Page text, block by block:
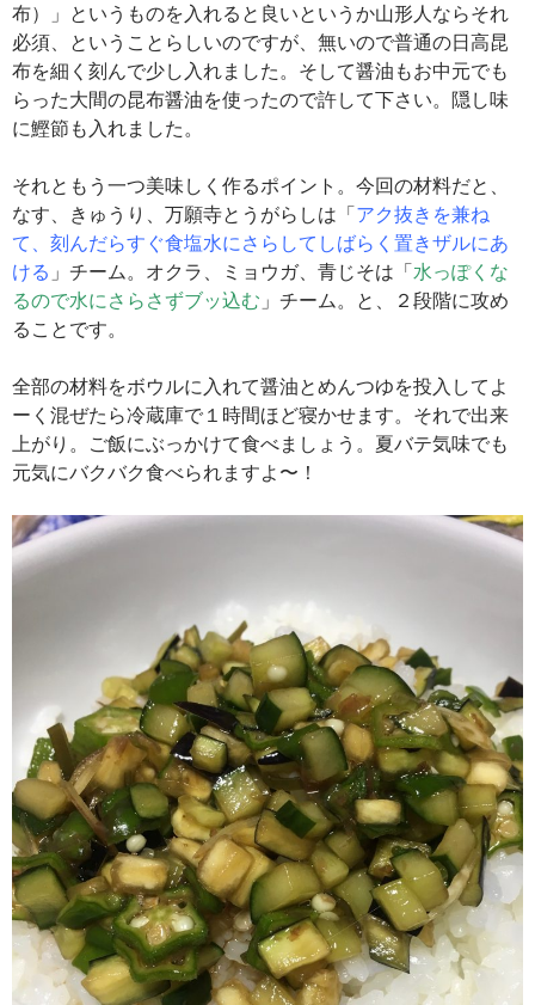
布）」というものを入れると良いというか山形人ならそれ
必須、ということらしいのですが、無いので普通の日高昆
布を細く刻んで少し入れました。そして醤油もお中元でも
らった大間の昆布醤油を使ったので許して下さい。隠し味
に鰹節も入れました。
それともう一つ美味しく作るポイント。今回の材料だと、
なす、きゅうり、万願寺とうがらしは「アク抜きを兼ね
て、刻んだらすぐ食塩水にさらしてしばらく置きザルにあ
ける 」チーム。オクラ、ミョウガ、青じそは「水っぽくな
るので水にさらさずブッ込む 」チーム。と、２段階に攻め
ることです。
全部の材料をボウルに入れて醤油とめんつゆを投入してよ
ーく混ぜたら冷蔵庫で１時間ほど寝かせます。それで出来
上がり。ご飯にぶっかけて食べましょう。夏バテ気味でも
元気にバクバク食べられますよ〜！